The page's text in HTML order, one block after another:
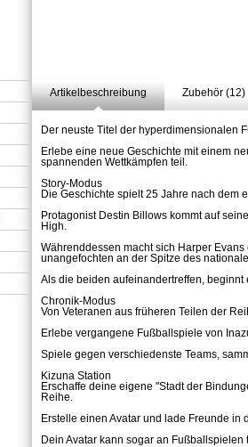
Artikelbeschreibung
Zubehör (12)
Der neuste Titel der hyperdimensionalen
Erlebe eine neue Geschichte mit einem
spannenden Wettkämpfen teil.
Story-Modus
Die Geschichte spielt 25 Jahre nach dem
Protagonist Destin Billows kommt auf
High.
Währenddessen macht sich Harper
unangefochten an der Spitze des
Als die beiden aufeinandertreffen, beginnt
Chronik-Modus
Von Veteranen aus früheren Teilen der
Erlebe vergangene Fußballspiele von
Spiele gegen verschiedenste Teams,
Kizuna Station
Erschaffe deine eigene "Stadt der
Reihe.
Erstelle einen Avatar und lade Freunde
Dein Avatar kann sogar an Fußballspielen